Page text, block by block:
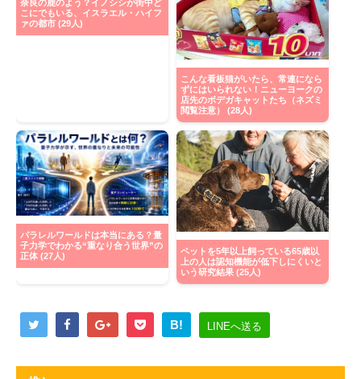
奈良の鹿のよう？イノシシが街中ど
こにでもいる、イスラエル・ハイフ
ァの都市 (29人)
こんな看板猫がいたら、常連になら
ずにはいられない！ニューヨークの
店先のボデガキャットたち（ネズミ
閲覧注意） (28人)
パラレルワールドは本当にある？量
子力学でわかる“重なり合う世界”の
正体 (27人)
ペットを5年以上飼っている65歳以
上の人は認知機能が低下しにくいと
いう研究結果 (25人)
B! LINEへ送る